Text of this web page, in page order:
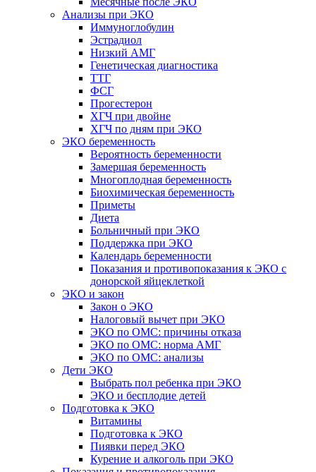
Анализы при ЭКО
Иммуноглобулин
Эстрадиол
Низкий АМГ
Генетическая диагностика
ТТГ
ФСГ
Прогестерон
ХГЧ при двойне
ХГЧ по дням при ЭКО
ЭКО беременность
Вероятность беременности
Замершая беременность
Многоплодная беременность
Биохимическая беременность
Приметы
Диета
Больничный при ЭКО
Поддержка при ЭКО
Календарь беременности
Показания и противопоказания к ЭКО с
донорской яйцеклеткой
ЭКО и закон
Закон о ЭКО
Налоговый вычет при ЭКО
ЭКО по ОМС: причины отказа
ЭКО по ОМС: норма АМГ
ЭКО по ОМС: анализы
Дети ЭКО
Выбрать пол ребенка при ЭКО
ЭКО и бесплодие детей
Подготовка к ЭКО
Витамины
Подготовка к ЭКО
Пиявки перед ЭКО
Курение и алкоголь при ЭКО